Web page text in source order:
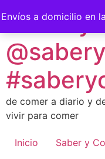
Envíos a domicilio en
to
content
Saber y
de comer a diario y
vivir para comer
Inicio Saber y